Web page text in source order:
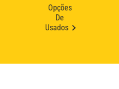
Opções
De
Usados